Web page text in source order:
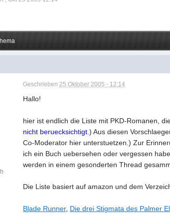
Geschrieben25 Oktober 2005 - 12:14
Hallo!
hier ist endlich die Liste mit PKD-Romanen,
nicht beruecksichtigt.) Aus diesen
Co-Moderator hier unterstuetzen.) Zur
ich ein Buch uebersehen oder vergessen
werden in einem gesonderten Thread
Die Liste basiert auf amazon und dem
Blade Runner, Die drei Stigmata des Palmer